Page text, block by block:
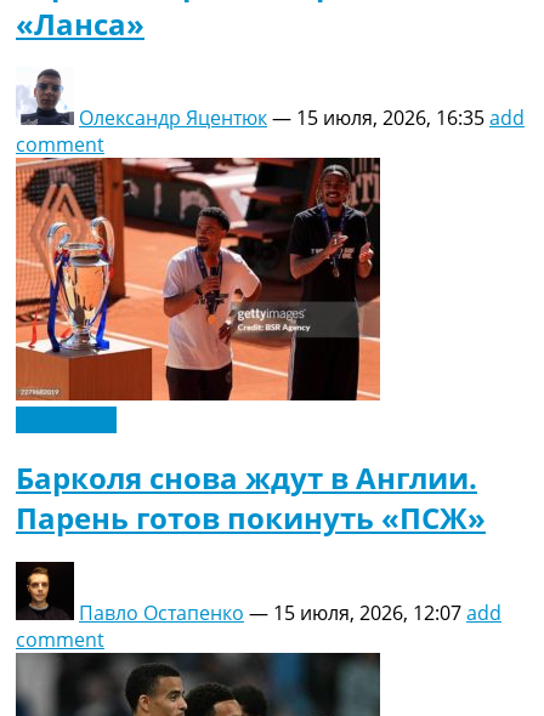
«Ланса»
Олександр Яцентюк— 15 июля, 2026, 16:35add
comment
Барколя снова ждут в Англии.
Парень готов покинуть «ПСЖ»
Павло Остапенко — 15 июля, 2026, 12:07add
comment